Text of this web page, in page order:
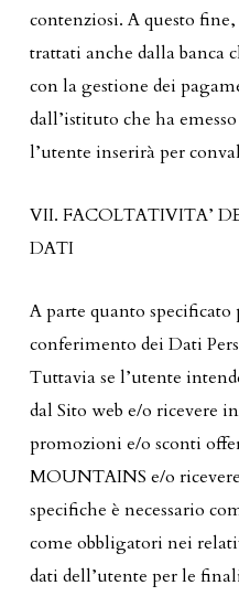
contenziosi. A questo
trattati anche dalla banca
con la gestione dei
dall’istituto che ha
l’utente inserirà per
VII. FACOLTATIVITA’
DATI
A parte quanto
conferimento dei Dati
Tuttavia se l’utente
dal Sito web e/o ricevere
promozioni e/o sconti
MOUNTAINS e/o
specifiche è necessario
come obbligatori nei
dati dell’utente per le